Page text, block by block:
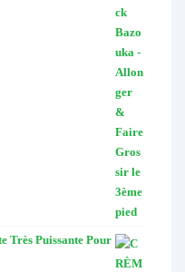
Très Puissante Pour